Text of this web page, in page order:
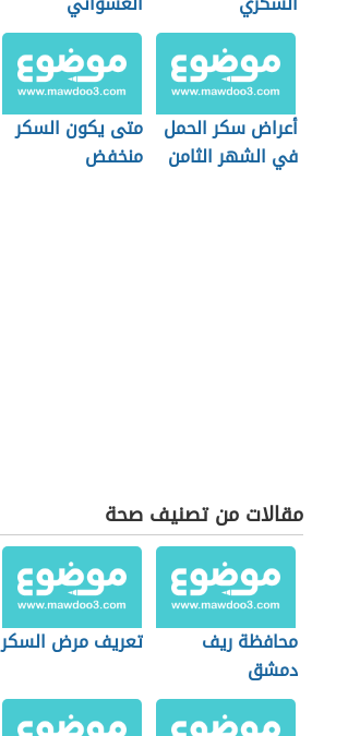
أعراض سكر الحمل
في الشهر الثامن
متى يكون السكر
منخفض
مقالات من تصنيف صحة
محافظة ريف
دمشق
تعريف مرض السكر